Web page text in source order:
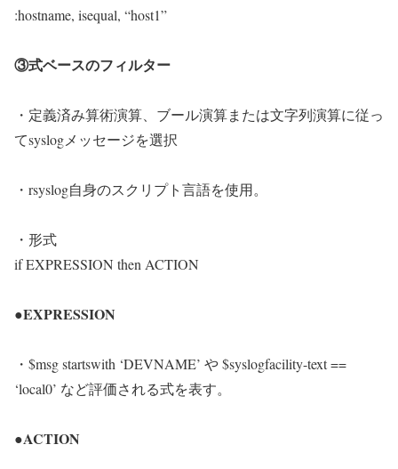
:hostname, isequal, “host1”
③式ベースのフィルター
・定義済み算術演算、ブール演算または文字列演算に従っ
てsyslogメッセージを選択
・rsyslog自身のスクリプト言語を使用。
・形式
if EXPRESSION then ACTION
●EXPRESSION
・$msg startswith ‘DEVNAME’ や $syslogfacility-text ==
‘local0’ など評価される式を表す。
●ACTION